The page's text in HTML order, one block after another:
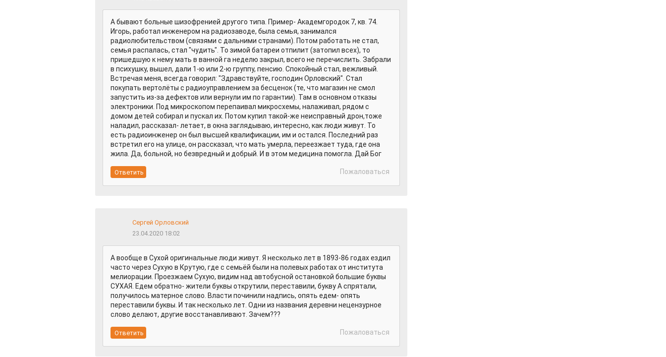
А бывают больные шизофренией другого типа. Пример- Академгородок 7, кв. 74.
Игорь, работал инженером на радиозаводе, была семья, занимался
радиолюбительством (связями с дальними странами). Потом работать не стал,
семья распалась, стал "чудить". То зимой батареи отпилит (затопил всех), то
пришедшую к нему мать в ванной га неделю закрыл, всего не перечислить. Забрали
в психушку, вышел, дали 1-ю или 2-ю группу, пенсию. Спокойный стал, вежливый.
Встречая меня, всегда говорил: "Здравствуйте, господин Орловский". Стал
покупать вертолёты с радиоуправлением за бесценок (те, что магазин не смол
запустить из-за дефектов или вернули им по гарантии). Там в основном отказы
электроники. Под микроскопом перепаивал микросхемы, налаживал, рядом с
домом детей собирал и пускал их. Потом купил такой-же неисправный дрон,тоже
наладил, рассказал- летает, в окна заглядываю, интересно, как люди живут. То
есть радиоинженер он был высшей квалификации, им и остался. Последний раз
встретил его на улице, он рассказал, что мать умерла, переезжает туда, где она
жила. Да, больной, но безвредный и добрый. И в этом медицина помогла. Дай Бог
Пожаловаться
Сергей Орловский
23.04.2020 18:02
А вообще в Сухой оригинальные люди живут. Я несколько лет в 1893-86 годах ездил
часто через Сухую в Крутую, где с семьёй были на полевых работах от института
мелиорации. Проезжаем Сухую, видим над автобусной остановкой большие буквы
СУХАЯ. Едем обратно- жители буквы открутили, переставили, букву А спрятали,
получилось матерное слово. Власти починили надпись, опять едем- опять
переставили буквы. И так несколько лет. Одни из названия деревни нецензурное
слово делают, другие восстанавливают. Зачем???
Пожаловаться